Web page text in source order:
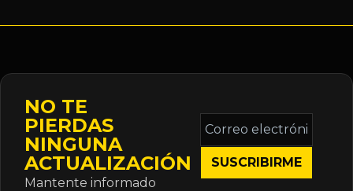
NO TE
PIERDAS
NINGUNA
ACTUALIZACIÓN
Mantente informado
Correo
electrónico
*